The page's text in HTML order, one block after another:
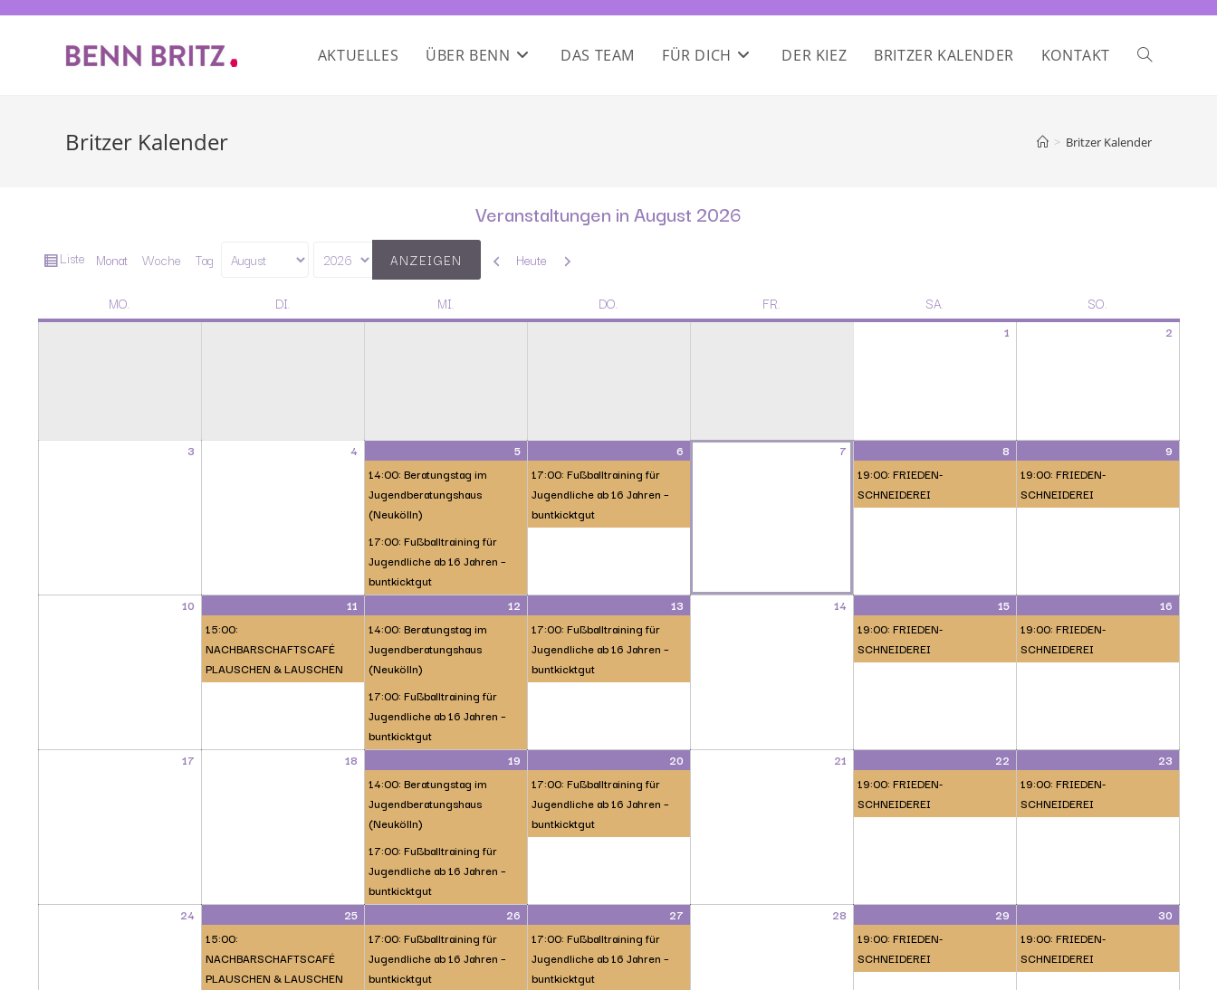
AKTUELLES ÜBER BENN DAS TEAM FÜR DICH DER KIEZ BRITZER KALENDER KONTAKT
Britzer Kalender > Britzer Kalender
Veranstaltungen in August 2026
Ansicht
Liste Monat Woche Tag
Monat
Jahr
Zurück
Heute Weiter
MO. DI. MI. DO. FR. SA. SO.
1 2
3 4
5
14:00: Beratungstag im
Jugendberatungshaus
(Neukölln)
17:00: Fußballtraining für
Jugendliche ab 16 Jahren –
buntkicktgut
6
17:00: Fußballtraining für
Jugendliche ab 16 Jahren –
buntkicktgut
7
8
19:00: FRIEDEN-
SCHNEIDEREI
9
19:00: FRIEDEN-
SCHNEIDEREI
10
11
15:00:
NACHBARSCHAFTSCAFÉ
PLAUSCHEN & LAUSCHEN
12
14:00: Beratungstag im
Jugendberatungshaus
(Neukölln)
17:00: Fußballtraining für
Jugendliche ab 16 Jahren –
buntkicktgut
13
17:00: Fußballtraining für
Jugendliche ab 16 Jahren –
buntkicktgut
14
15
19:00: FRIEDEN-
SCHNEIDEREI
16
19:00: FRIEDEN-
SCHNEIDEREI
17 18
19
14:00: Beratungstag im
Jugendberatungshaus
(Neukölln)
17:00: Fußballtraining für
Jugendliche ab 16 Jahren –
buntkicktgut
20
17:00: Fußballtraining für
Jugendliche ab 16 Jahren –
buntkicktgut
21
22
19:00: FRIEDEN-
SCHNEIDEREI
23
19:00: FRIEDEN-
SCHNEIDEREI
24
25
15:00:
NACHBARSCHAFTSCAFÉ
PLAUSCHEN & LAUSCHEN
26
17:00: Fußballtraining für
Jugendliche ab 16 Jahren –
buntkicktgut
27
17:00: Fußballtraining für
Jugendliche ab 16 Jahren –
buntkicktgut
28
29
19:00: FRIEDEN-
SCHNEIDEREI
30
19:00: FRIEDEN-
SCHNEIDEREI